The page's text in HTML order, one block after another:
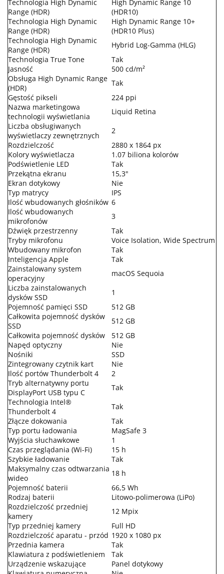
Technologia High Dynamic
Range (HDR)
High Dynamic Range 10
(HDR10)
Technologia High Dynamic
Range (HDR)
High Dynamic Range 10+
(HDR10 Plus)
Technologia High Dynamic
Range (HDR)
Hybrid Log-Gamma (HLG)
Technologia True Tone
Tak
Jasność
500 cd/m²
Obsługa High Dynamic Range
(HDR)
Tak
Gęstość pikseli
224 ppi
Nazwa marketingowa
technologii wyświetlania
Liquid Retina
Liczba obsługiwanych
wyświetlaczy zewnętrznych
2
Rozdzielczość
2880 x 1864 px
Kolory wyświetlacza
1.07 biliona kolorów
Podświetlenie LED
Tak
Przekątna ekranu
15,3"
Ekran dotykowy
Nie
Typ matrycy
IPS
Ilość wbudowanych głośników 6
Ilość wbudowanych
mikrofonów
3
Dźwięk przestrzenny
Tak
Tryby mikrofonu
Voice Isolation, Wide Spectrum
Wbudowany mikrofon
Tak
Inteligencja Apple
Tak
Zainstalowany system
operacyjny
macOS Sequoia
Liczba zainstalowanych
dysków SSD
1
Pojemność pamięci SSD
512 GB
Całkowita pojemność dysków
SSD
512 GB
Całkowita pojemność dysków
512 GB
Napęd optyczny
Nie
Nośniki
SSD
Zintegrowany czytnik kart
Nie
Ilość portów Thunderbolt 4
2
Tryb alternatywny portu
DisplayPort USB typu C
Tak
Technologia Intel®
Thunderbolt 4
Tak
Złącze dokowania
Tak
Typ portu ładowania
MagSafe 3
Wyjścia słuchawkowe
1
Czas przeglądania (Wi-Fi)
15 h
Szybkie ładowanie
Tak
Maksymalny czas odtwarzania
wideo
18 h
Pojemność baterii
66,5 Wh
Rodzaj baterii
Litowo-polimerowa (LiPo)
Rozdzielczość przedniej
kamery
12 Mpix
Typ przedniej kamery
Full HD
Rozdzielczość aparatu - przód 1920 x 1080 px
Przednia kamera
Tak
Klawiatura z podświetleniem
Tak
Urządzenie wskazujące
Panel dotykowy